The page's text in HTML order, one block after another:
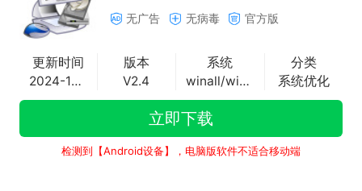
无广告 无病毒 官方版
更新时间
2024-10-25
版本
V2.4
系统
winall/win7/win10/win11
分类
系统优化
立即下载
检测到【Android设备】，电脑版软件不适合移动端